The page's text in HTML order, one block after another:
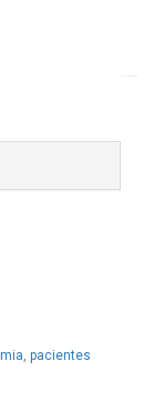
, pacientes